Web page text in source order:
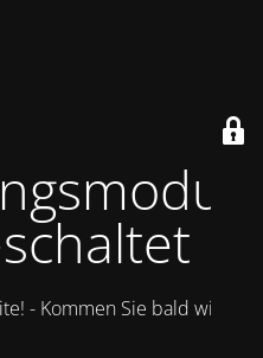
- Kommen Sie bald wieder.